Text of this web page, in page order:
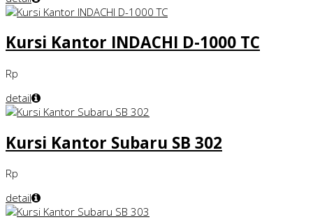
Kursi Kantor INDACHI D-1000 TC
Rp
detail
Kursi Kantor Subaru SB 302
Rp
detail